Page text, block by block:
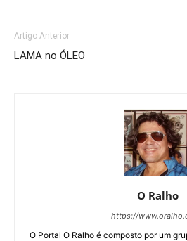
Artigo Anterior
LAMA no ÓLEO
O Ralho
https://
O Portal O Ralho é composto por um